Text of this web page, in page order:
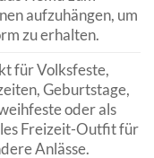
aufzuhängen, um
zu erhalten.
für Volksfeste,
Geburtstage,
oder als
Freizeit-Outfit für
Anlässe.